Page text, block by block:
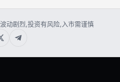
动剧烈,投资有风险,入市需谨慎